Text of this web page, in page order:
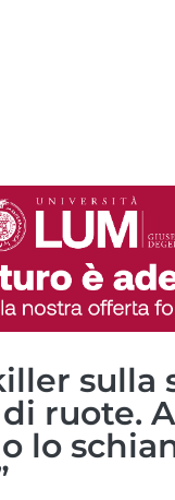
sulla
di ruote.
lo